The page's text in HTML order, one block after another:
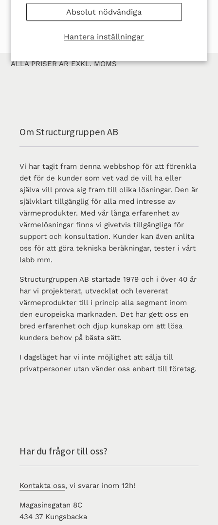
Hantera inställningar
Absolut nödvändiga
FACEBOOK
TWITTER
ALLA PRISER ÄR EXKL. MOMS
Om Structurgruppen AB
Vi har tagit fram denna webbshop för att förenkla
det för de kunder som vet vad de vill ha eller
själva vill prova sig fram till olika lösningar. Den är
självklart tillgänglig för alla med intresse av
värmeprodukter. Med vår långa erfarenhet av
värmelösningar finns vi givetvis tillgängliga för
support och konsultation. Kunder kan även anlita
oss för att göra tekniska beräkningar, tester i vårt
labb mm.
Structurgruppen AB startade 1979 och i över 40 år
har vi projekterat, utvecklat och levererat
värmeprodukter till i princip alla segment inom
den europeiska marknaden. Det har gett oss en
bred erfarenhet och djup kunskap om att lösa
kunders behov på bästa sätt.
I dagsläget har vi inte möjlighet att sälja till
privatpersoner utan vänder oss enbart till företag.
Har du frågor till oss?
Kontakta oss, vi svarar inom 12h!
Magasinsgatan 8C
434 37 Kungsbacka